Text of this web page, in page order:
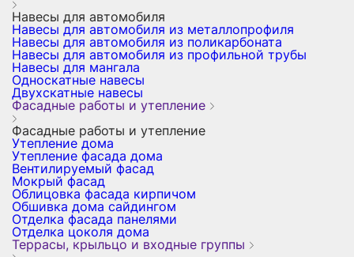
Навесы для автомобиля
Навесы для автомобиля из металлопрофиля
Навесы для автомобиля из поликарбоната
Навесы для автомобиля из профильной трубы
Навесы для мангала
Односкатные навесы
Двухскатные навесы
Фасадные работы и утепление
Фасадные работы и утепление
Утепление дома
Утепление фасада дома
Вентилируемый фасад
Мокрый фасад
Облицовка фасада кирпичом
Обшивка дома сайдингом
Отделка фасада панелями
Отделка цоколя дома
Террасы, крыльцо и входные группы